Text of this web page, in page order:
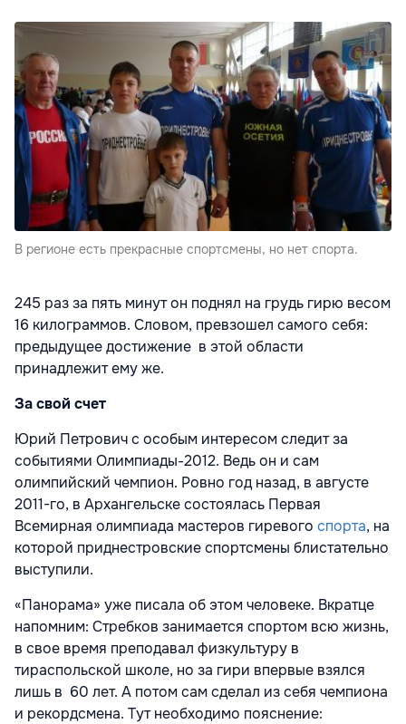
В регионе есть прекрасные спортсмены, но нет спорта.
245 раз за пять минут он поднял на грудь гирю весом
16 килограммов. Словом, превзошел самого себя:
предыдущее достижение в этой области
принадлежит ему же.
За свой счет
Юрий Петрович с особым интересом следит за
событиями Олимпиады-2012. Ведь он и сам
олимпийский чемпион. Ровно год назад, в августе
2011-го, в Архангельске состоялась Первая
Всемирная олимпиада мастеров гиревого спорта, на
которой приднестровские спортсмены блистательно
выступили.
«Панорама» уже писала об этом человеке. Вкратце
напомним: Стребков занимается спортом всю жизнь,
в свое время преподавал физкультуру в
тираспольской школе, но за гири впервые взялся
лишь в 60 лет. А потом сам сделал из себя чемпиона
и рекордсмена. Тут необходимо пояснение: